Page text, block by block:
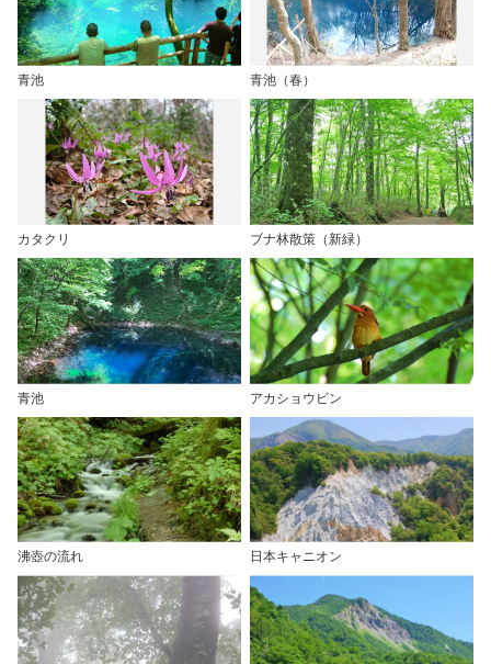
青池 青池（春）
カタクリ ブナ林散策（新緑）
青池 アカショウビン
沸壺の流れ 日本キャニオン